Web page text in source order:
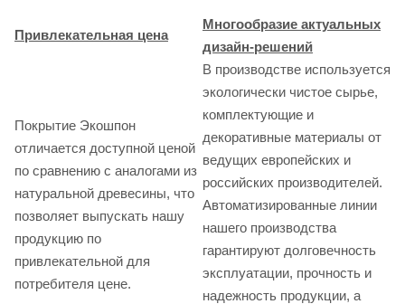
Привлекательная цена
Многообразие актуальных
дизайн-решений
Покрытие Экошпон
отличается доступной ценой
по сравнению с аналогами из
натуральной древесины, что
позволяет выпускать нашу
продукцию по
привлекательной для
потребителя цене.
В производстве используется
экологически чистое сырье,
комплектующие и
декоративные материалы от
ведущих европейских и
российских производителей.
Автоматизированные линии
нашего производства
гарантируют долговечность
эксплуатации, прочность и
надежность продукции, а